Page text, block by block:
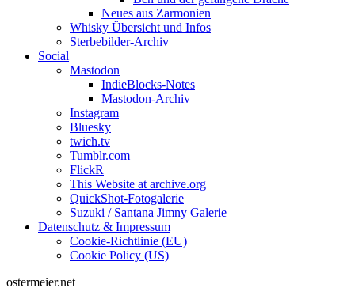
Neues aus Zarmonien
Whisky Übersicht und Infos
Sterbebilder-Archiv
Social
Mastodon
IndieBlocks-Notes
Mastodon-Archiv
Instagram
Bluesky
twich.tv
Tumblr.com
FlickR
This Website at archive.org
QuickShot-Fotogalerie
Suzuki / Santana Jimny Galerie
Datenschutz & Impressum
Cookie-Richtlinie (EU)
Cookie Policy (US)
ostermeier.net